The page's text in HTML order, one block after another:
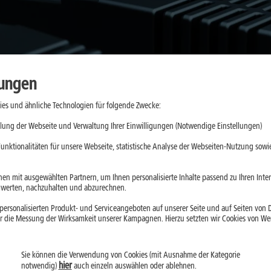
Telekommunikationsnetz. Damit aus dieser
oder ONT, Router sowie LAN und WLAN im Heimnetz. Dieser
erfährst:
liegt und warum das Heimnetz erst hinter dem Router
spielen und wann ein Techniker-Termin
Aufgaben erfüllen und wie sie zusammenspielen.
und welche Faktoren die nutzbare Geschwindigkeit am
und ähnliche Technologien für folgende Zwecke:
der Webseite und Verwaltung Ihrer Einwilligungen (Notwendige Einstellungen)
für unsere Webseite, statistische Analyse der Webseiten-Nutzung
mit ausgewählten Partnern, um Ihnen personalisierte Inhalte passend zu Ihren
nachzuhalten und abzurechnen.
Produkt- und Serviceangeboten auf unserer Seite und auf Seiten von
Messung der Wirksamkeit unserer Kampagnen. Hierzu setzten wir Cookies von
Sie können die Verwendung von Cookies (mit Ausnahme der Kategorie
notwendig) hierauch einzeln auswählen oder ablehnen.